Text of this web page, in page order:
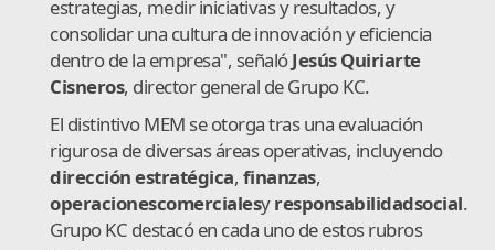
estrategias, medir iniciativas y resultados, y
consolidar una cultura de innovación y eficiencia
dentro de la empresa", señalóJesús Quiriarte
Cisneros, director general de Grupo KC.
El distintivo MEM se otorga tras una evaluación
rigurosa de diversas áreas operativas, incluyendo
dirección estratégica, finanzas,
operacionescomercialesyresponsabilidadsocial.
Grupo KC destacó en cada uno de estos rubros